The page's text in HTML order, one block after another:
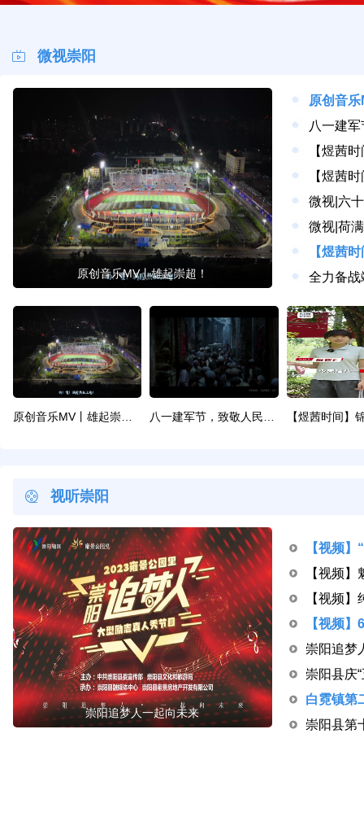
微视崇阳
原创音乐MV丨雄起崇超！
原创音
八一建
【煜茜
微视|六
微视|荷
视听崇阳
崇阳追梦人一起向未来
崇阳追梦
崇阳县第